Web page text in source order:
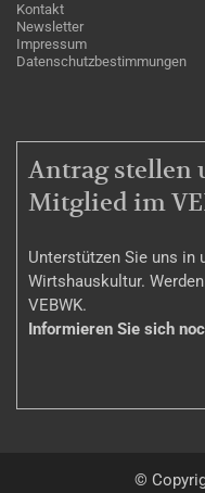
Kontakt
Newsletter
Impressum
Datenschutzbestimmungen
MITGLIEDSCHAFT
Antrag stellen
Mitglied im
Unterstützen Sie uns in
Wirtshauskultur.
VEBWK.
Informieren Sie sich
©